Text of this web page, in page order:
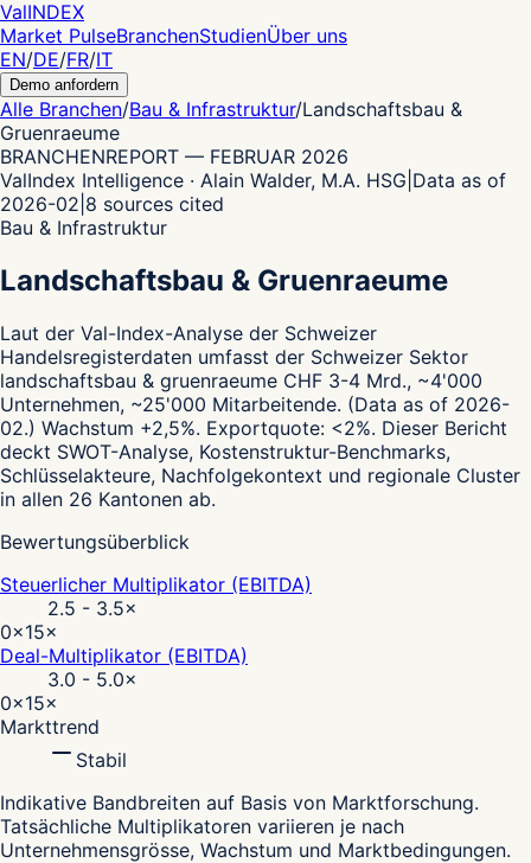
ValINDEX
Market PulseBranchenStudienÜber uns
EN/DE/FR/IT
Demo anfordern
Alle Branchen/Bau & Infrastruktur/Landschaftsbau &
Gruenraeume
BRANCHENREPORT — FEBRUAR 2026
ValIndex Intelligence · Alain Walder, M.A. HSG Data as of
2026-02 8 sources cited
Bau & Infrastruktur
Landschaftsbau & Gruenraeume
Laut der Val-Index-Analyse der Schweizer
Handelsregisterdaten umfasst der Schweizer Sektor
landschaftsbau & gruenraeume CHF 3-4 Mrd., ~4'000
Unternehmen, ~25'000 Mitarbeitende. (Data as of 2026-
02.) Wachstum +2,5%. Exportquote: <2%. Dieser Bericht
deckt SWOT-Analyse, Kostenstruktur-Benchmarks,
Schlüsselakteure, Nachfolgekontext und regionale Cluster
in allen 26 Kantonen ab.
Bewertungsüberblick
Steuerlicher Multiplikator (EBITDA)
2.5 - 3.5×
0×15×
Deal-Multiplikator (EBITDA)
3.0 - 5.0×
0×15×
Markttrend
Stabil
Indikative Bandbreiten auf Basis von Marktforschung.
Tatsächliche Multiplikatoren variieren je nach
Unternehmensgrösse, Wachstum und Marktbedingungen.